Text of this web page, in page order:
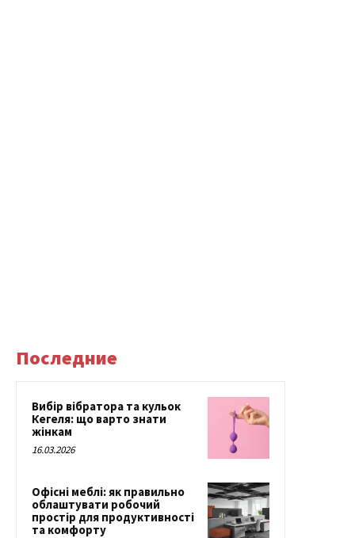
Последние
Вибір вібратора та кульок
Кегеля: що варто знати
жінкам
16.03.2026
Офісні меблі: як правильно
облаштувати робочий
простір для продуктивності
та комфорту